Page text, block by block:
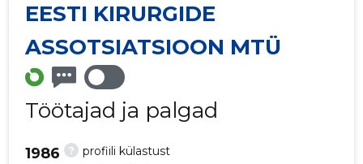
EESTI KIRURGIDE
ASSOTSIATSIOON MTÜ
Töötajad ja palgad
? profiili külastust
1986